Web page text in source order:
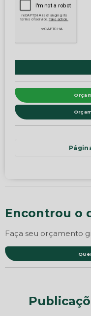
Encontrou o
Faça seu orçamento